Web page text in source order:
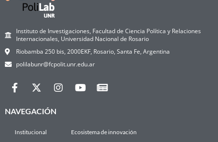
Instituto de Investigaciones, Facultad de Ciencia Política y Relaciones
Internacionales, Universidad Nacional de Rosario
Riobamba 250 bis, 2000EKF, Rosario, Santa Fe, Argentina
polilabunr@fcpolit.unr.edu.ar
NAVEGACIÓN
Institucional
Ecosistema de innovación